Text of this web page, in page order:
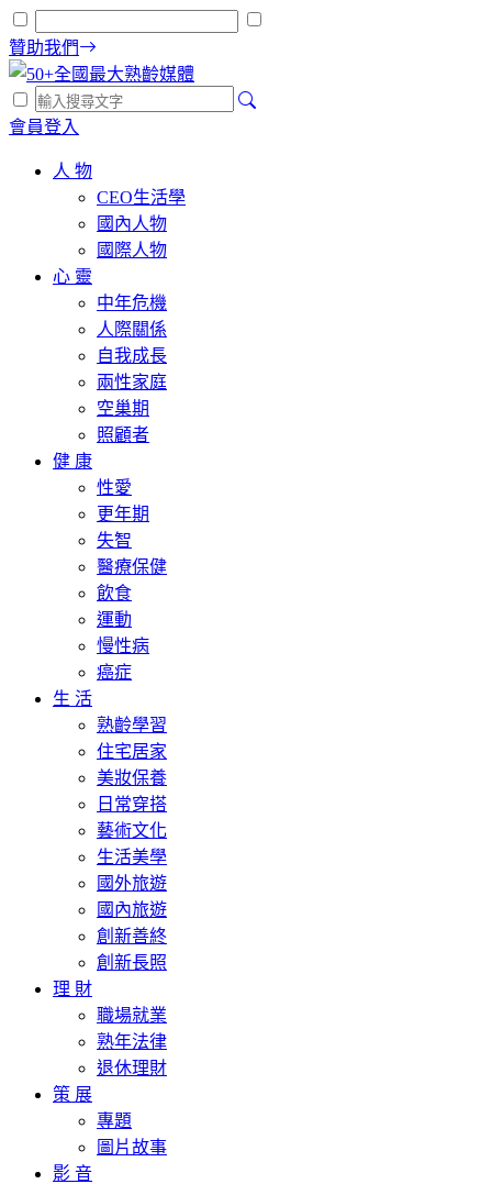
贊助我們
會員登入
人 物
CEO生活學
國內人物
國際人物
心 靈
中年危機
人際關係
自我成長
兩性家庭
空巢期
照顧者
健 康
性愛
更年期
失智
醫療保健
飲食
運動
慢性病
癌症
生 活
熟齡學習
住宅居家
美妝保養
日常穿搭
藝術文化
生活美學
國外旅遊
國內旅遊
創新善終
創新長照
理 財
職場就業
熟年法律
退休理財
策 展
專題
圖片故事
影 音